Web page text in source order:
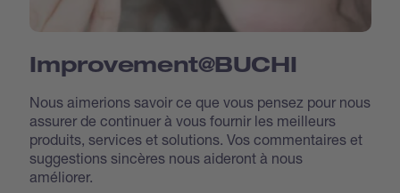
Improvement@BUCHI
Nous aimerions savoir ce que vous pensez pour nous
assurer de continuer à vous fournir les meilleurs
produits, services et solutions. Vos commentaires et
suggestions sincères nous aideront à nous
améliorer.